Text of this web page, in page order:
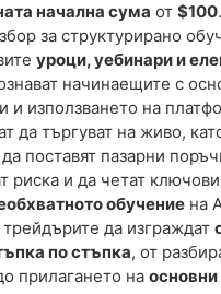
начална сума от $100
за структурирано
уроци, уебинари и
начинаещите с
и използването на
да търгуват на живо,
поставят пазарни
риска и да четат
обучениена
да изграждат
по стъпка, от
прилагането на основни